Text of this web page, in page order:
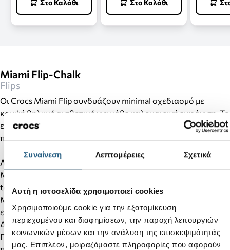
Συναίνεση Λεπτομέρειες Σχετικά
Αυτή η ιστοσελίδα χρησιμοποιεί cookies
Χρησιμοποιούμε cookie για την εξατομίκευση
περιεχομένου και διαφημίσεων, την παροχή λειτουργιών
κοινωνικών μέσων και την ανάλυση της επισκεψιμότητάς
μας. Επιπλέον, μοιραζόμαστε πληροφορίες που αφορούν
Στο Καλάθι Στο Καλάθι
Miami Flip-Chalk
Flips
Οι Crocs Miami Flip συνδυάζουν minimal σχεδιασμό με
κομψή θηλυκή αισθητική για κάθε καλοκαιρινή εμφάνιση. Το
ελαφρύ σχέδιο, η διακριτική πλατφόρμα και ο μαλακός
πάτος Croslite™ προσφέρουν άνεση και στυλ όλη την ημέρα.
Λεπτομέρειες προϊόντος:
Minimal σχεδιασμός με μοντέρνα τετράγωνη μύτη (square
toe).
Μαλακό και εύκαμπτο επάνω μέρος από TPU για άνετη
εφαρμογή από την πρώτη χρήση.
Διακριτική σφηνοειδής σόλα (wedge) για ελαφριά ανύψωση.
Πάτος και εξωτερική σόλα Croslite™ για αντικραδασμική